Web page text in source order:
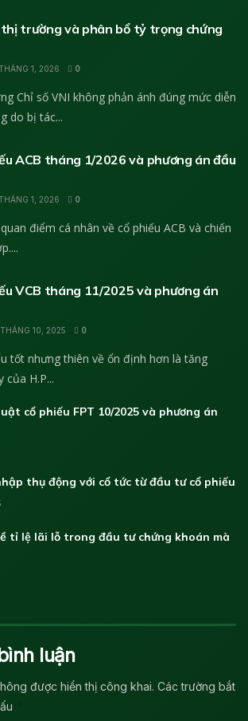
trường và phân bổ tỷ trọng chứng
1, 2026 0
Chỉ số VNI không phản ánh đúng mức diễn
do bị tác...
ACB tháng 1/2026 và phương án đầu
1, 2026 0
điểm cá nhân về cổ phiếu ACB và chiến
VCB tháng 11/2025 và phương án
10, 2025 0
tốt nhưng thiên về ổn định hơn là tăng
của H.P...
cổ phiếu FPT 10/2025 và phương án
thụ động với cổ tức từ đầu tư cổ phiếu
tỉ lệ lãi lỗ trong đầu tư chứng khoán mà
luận
được hiển thị công khai. Các trường bắt